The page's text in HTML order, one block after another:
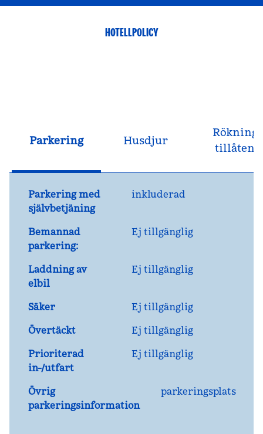
HOTELLPOLICY
Parkering Husdjur
Rökning
tillåten
Parkering med
självbetjäning
inkluderad
Bemannad
parkering:
Ej tillgänglig
Laddning av
elbil
Ej tillgänglig
Säker
Ej tillgänglig
Övertäckt
Ej tillgänglig
Prioriterad
in-/utfart
Ej tillgänglig
Övrig
parkeringsinformation
parkeringsplats